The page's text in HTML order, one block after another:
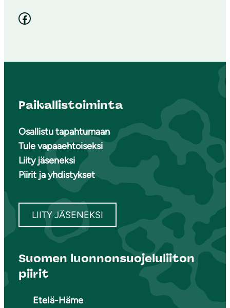
Facebook
Paikallistoiminta
Osallistu tapahtumaan
Tule vapaaehtoiseksi
Liity jäseneksi
Piirit ja yhdistykset
LIITY JÄSENEKSI
Suomen luonnonsuojeluliiton
piirit
Etelä-Häme